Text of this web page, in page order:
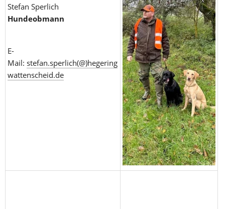
Stefan Sperlich
Hundeobmann
E-
Mail: stefan.sperlich(@)hegering
wattenscheid.de